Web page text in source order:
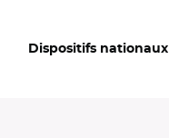
Dispositifs nationaux